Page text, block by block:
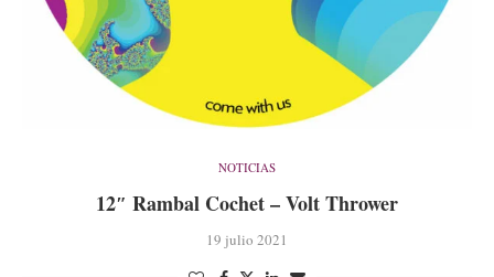
NOTICIAS
12″ Rambal Cochet – Volt Thrower
19 julio 2021